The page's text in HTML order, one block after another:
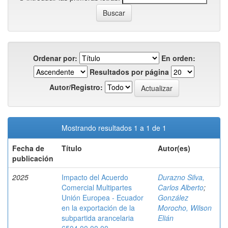
Ordenar por:
En orden:
Resultados por página
Autor/Registro:
Mostrando resultados 1 a 1 de 1
Fecha de
publicación
Título Autor(es)
2025
Impacto del Acuerdo
Comercial Multipartes
Unión Europea - Ecuador
en la exportación de la
subpartida arancelaria
Durazno Silva,
Carlos Alberto;
González
Morocho, Wilson
Elián